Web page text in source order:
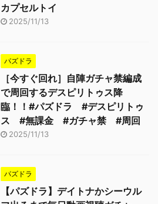
カプセルトイ
2025/11/13
パズドラ
［今すぐ回れ］自陣ガチャ禁編成
で周回するデスピリトゥス降
臨！！#パズドラ #デスピリトゥ
ス #無課金 #ガチャ禁 #周回
2025/11/13
パズドラ
【パズドラ】デイトナかシーウル